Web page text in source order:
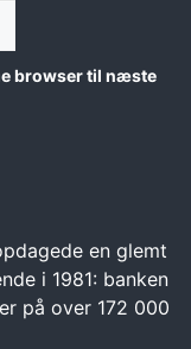
browser til næste
en glemt
i 1981: banken
på over 172 000